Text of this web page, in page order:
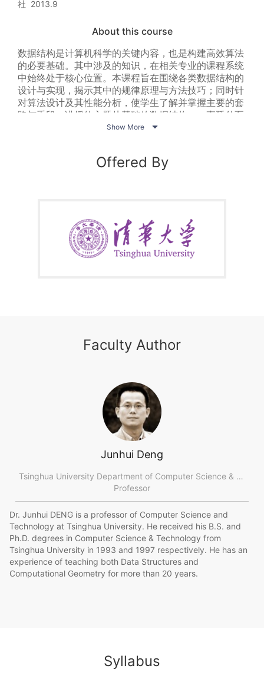
社  2013.9
About this course
数据结构是计算机科学的关键内容，也是构建高效算法
的必要基础。其中涉及的知识，在相关专业的课程系统
中始终处于核心位置。本课程旨在围绕各类数据结构的
设计与实现，揭示其中的规律原理与方法技巧；同时针
对算法设计及其性能分析，使学生了解并掌握主要的套
路与手段。讲授的主题从基础的数据结构，一直延伸至
Show More 
Offered By
Faculty Author
Junhui Deng
Tsinghua University Department of Computer Science & Technology
Professor
Dr. Junhui DENG is a professor of Computer Science and
Technology at Tsinghua University. He received his B.S. and
Ph.D. degrees in Computer Science & Technology from
Tsinghua University in 1993 and 1997 respectively. He has an
experience of teaching both Data Structures and
Computational Geometry for more than 20 years.
Syllabus